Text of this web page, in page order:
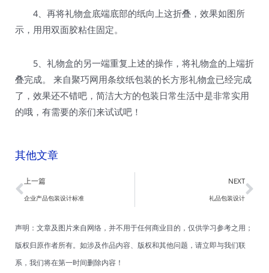
4、再将礼物盒底端底部的纸向上这折叠，效果如图所
示，用用双面胶粘住固定。
5、礼物盒的另一端重复上述的操作，将礼物盒的上端折
叠完成。 来自聚巧网用条纹纸包装的长方形礼物盒已经完成
了，效果还不错吧，简洁大方的包装日常生活中是非常实用
的哦，有需要的亲们来试试吧！
其他文章
Prev
上一篇
企业产品包装设计标准
NEXT
礼品包装设计
声明：文章及图片来自网络，并不用于任何商业目的，仅供学习参考之用；
版权归原作者所有。如涉及作品内容、版权和其他问题，请立即与我们联
系，我们将在第一时间删除内容！